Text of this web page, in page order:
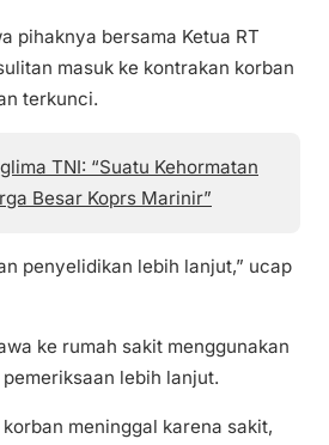
pihaknya bersama Ketua RT
masuk ke kontrakan korban
terkunci.
TNI: “Suatu Kehormatan
Besar Koprs Marinir”
penyelidikan lebih lanjut,” ucap
ke rumah sakit menggunakan
lebih lanjut.
meninggal karena sakit,